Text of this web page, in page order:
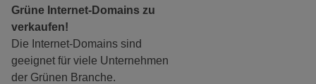
Grüne Internet-Domains zu
verkaufen!
Die Internet-Domains sind
geeignet für viele Unternehmen
der Grünen Branche.